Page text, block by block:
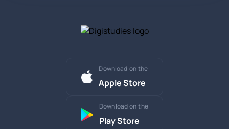
Download on the
Apple Store
Download on the
Play Store